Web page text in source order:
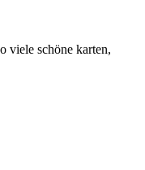
viele schöne karten,